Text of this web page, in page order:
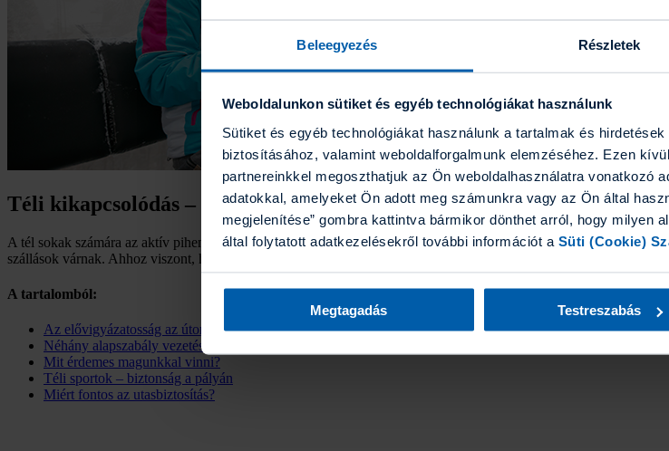
Beleegyezés Részletek
Weboldalunkon sütiket és egyéb technológiákat használunk
Sütiket és egyéb technológiákat használunk a tartalmak és
biztosításához, valamint weboldalforgalmunk elemzéséhez. Ezen
partnereinkkel megoszthatjuk az Ön weboldalhasználatra vonatkozó
adatokkal, amelyeket Ön adott meg számunkra vagy az Ön által
megjelenítése” gombra kattintva bármikor dönthet arról, hogy milyen
által folytatott adatkezelésekről további információt a Süti (Cookie)
Megtagadás Testreszabás
Téli kikapcsolódás – utasbiztosítással gondtalanul!
A tél sokak számára az aktív pihenés és a közös élmények időszaka. Egy családi síút vagy snowboardozás
szállások várnak. Ahhoz viszont, hogy az utazás valóban stresszmentes legyen, jobb időben felkészülni – és
A tartalomból:
Az elővigyázatosság az úton kezdődik
Néhány alapszabály vezetéshez
Mit érdemes magunkkal vinni?
Téli sportok – biztonság a pályán
Miért fontos az utasbiztosítás?